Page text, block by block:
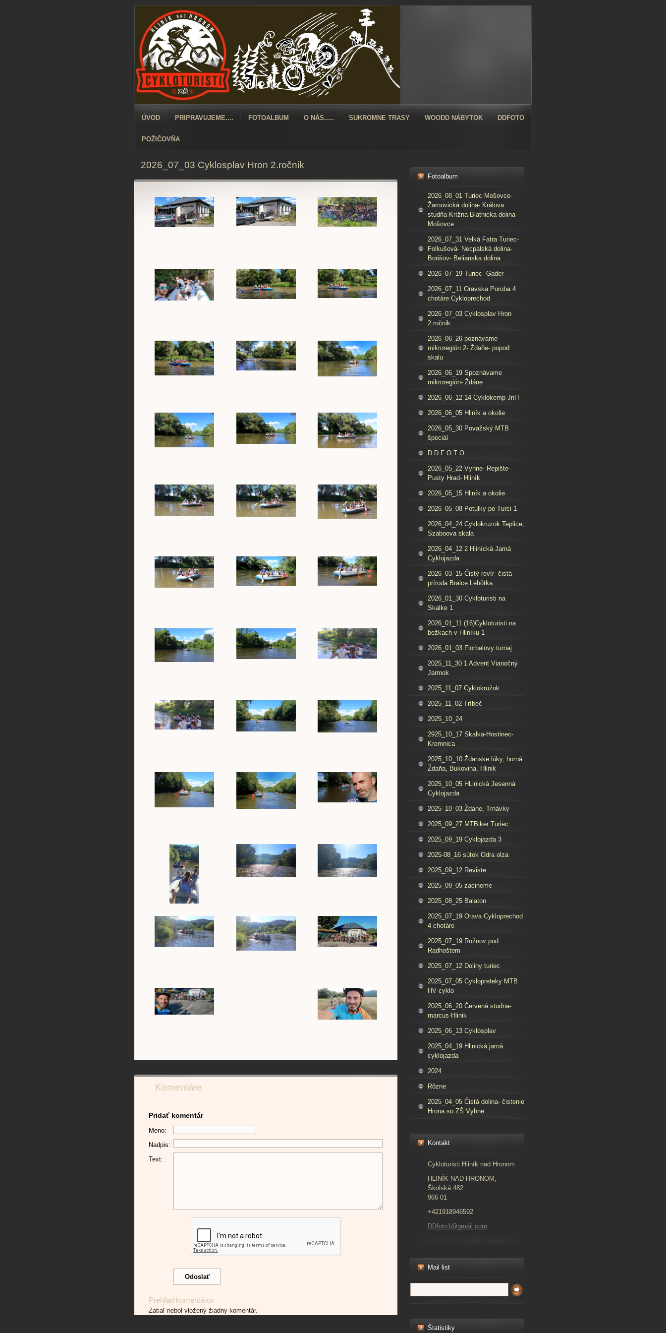
ÚVOD PRIPRAVUJEME.... FOTOALBUM O NÁS..... SUKROMNE TRASY WOODD NÁBYTOK DDFOTO
POŽIČOVŇA
2026_07_03 Cyklosplav Hron 2.ročnik
Komentáre
Pridať komentár
Meno:
Nadpis:
Text:
Prehľad komentárov
Zatiaľ nebol vložený žiadny komentár.
Fotoalbum
2026_08_01 Turiec Mošovce-
Žarnovická dolina- Králova
studňa-Krížna-Blatnicka dolina-
Mošovce
2026_07_31 Velká Fatra Turiec-
Folkušová- Necpalská dolina-
Borišov- Belianska dolina
2026_07_19 Turiec- Gader
2026_07_11 Oravska Poruba 4
chotáre Cykloprechod
2026_07_03 Cyklosplav Hron
2.ročnik
2026_06_26 poznávame
mikroregión 2- Ždaňe- popod
skalu
2026_06_19 Spoznávame
mikroregión- Ždáne
2026_06_12-14 Cyklokemp JnH
2026_06_05 Hliník a okolie
2026_05_30 Považský MTB
špeciál
D D F O T O
2026_05_22 Vyhne- Repište-
Pusty Hrad- Hliník
2026_05_15 Hliník a okolie
2026_05_08 Potulky po Turci 1
2026_04_24 Cyklokruzok Teplice,
Szaboova skala
2026_04_12 2 Hlinícká Jarná
Cyklojazda
2026_03_15 Čistý revír- čistá
príroda Bralce Lehôtka
2026_01_30 Cykloturisti na
Skalke 1
2026_01_11 (16)Cykloturisti na
bežkach v Hliníku 1
2026_01_03 Florbalovy turnaj
2025_11_30 1 Advent Vianočný
Jarmok
2025_11_07 Cyklokružok
2025_11_02 Tríbeč
2025_10_24
2925_10_17 Skalka-Hostinec-
Kremnica
2025_10_10 Ždanske lúky, horná
Ždaňa, Bukovina, Hlinik
2025_10_05 HLinická Jesenná
Cyklojazda
2025_10_03 Ždane, Trnávky
2025_09_27 MTBiker Turiec
2025_09_19 Cyklojazda 3
2025-08_16 sútok Odra olza
2025_09_12 Reviste
2025_09_05 zacineme
2025_08_25 Balaton
2025_07_19 Orava Cykloprechod
4 chotáre
2025_07_19 Rožnov pod
Radhoštem
2025_07_12 Doliny turiec
2025_07_05 Cyklopreteky MTB
HV cyklo
2025_06_20 Červená studna-
marcus-Hlinik
2025_06_13 Cyklosplav
2025_04_19 Hlinická jarná
cyklojazda
2024
Rôzne
2025_04_05 Čistá dolina- čistenie
Hrona so ZŠ Vyhne
Kontakt
Cykloturisti Hliník nad Hronom
HLINÍK NAD HRONOM,
Školská 482
966 01
+421918946592
DDfoto1@gmail.com
Mail list
Štatistiky